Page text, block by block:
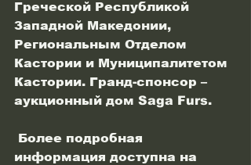
Греческой Республикой
Западной Македонии,
Региональным Отделом
Кастории и Муниципалитетом
Кастории. Гранд-спонсор –
аукционный дом Saga Furs.
информация доступна на